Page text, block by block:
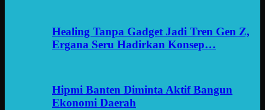
Healing Tanpa Gadget Jadi Tren Gen Z,
Ergana Seru Hadirkan Konsep…
Hipmi Banten Diminta Aktif Bangun
Ekonomi Daerah